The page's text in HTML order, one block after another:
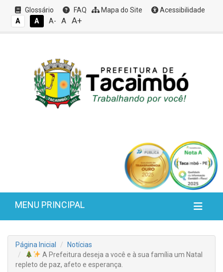
Glossário FAQ Mapa do Site
Acessibilidade
A
A A- A A+
MENU PRINCIPAL
Página Inicial
Notícias
A Prefeitura deseja a você e à sua família um Natal
repleto de paz, afeto e esperança.